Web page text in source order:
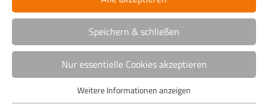
Produkte>Sammelhefter>HSB 13.000
Speichern & schließen
Nur essentielle Cookies akzeptieren
Weitere Informationen anzeigen